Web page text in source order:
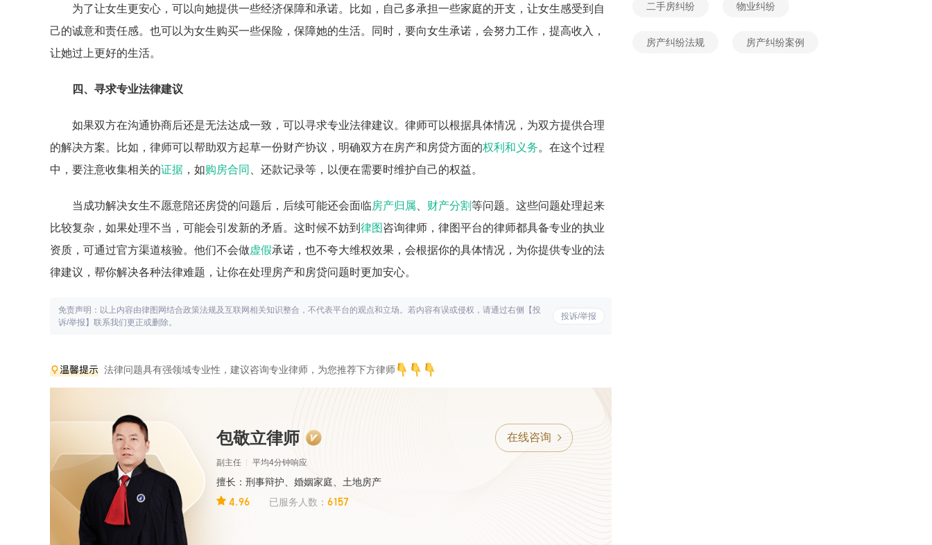
为了让女生更安心，可以向她提供一些经济保障和承诺。比如，自己多承担一些家庭的开支，让女生感受到自
己的诚意和责任感。也可以为女生购买一些保险，保障她的生活。同时，要向女生承诺，会努力工作，提高收入，
让她过上更好的生活。
四、寻求专业法律建议
如果双方在沟通协商后还是无法达成一致，可以寻求专业法律建议。律师可以根据具体情况，为双方提供合理
的解决方案。比如，律师可以帮助双方起草一份财产协议，明确双方在房产和房贷方面的权利和义务。在这个过程
中，要注意收集相关的证据 ，如购房合同 、还款记录等，以便在需要时维护自己的权益。
当成功解决女生不愿意陪还房贷的问题后，后续可能还会面临房产归属 财产分割等问题。这些问题处理起来
比较复杂，如果处理不当，可能会引发新的矛盾。这时候不妨到 律图 咨询律师，律图平台的律师都具备专业的执业
资质，可通过官方渠道核验。他们不会做虚假承诺，也不夸大维权效果，会根据你的具体情况，为你提供专业的法
律建议，帮你解决各种法律难题，让你在处理房产和房贷问题时更加安心。
投诉/举报
免责声明：以上内容由律图网结合政策法规及互联网相关知识整合，不代表平台的观点和立场。若内容有误或侵权，请通过右侧【投
诉/举报】联系我们更正或删除。
法律问题具有强领域专业性，建议咨询专业律师，为您推荐下方律师
包敬立律师
副主任 平均4分钟响应
擅长：刑事辩护、婚姻家庭、土地房产
4.96 已服务人数： 6157
在线咨询
二手房纠纷 物业纠纷
房产纠纷法规 房产纠纷案例